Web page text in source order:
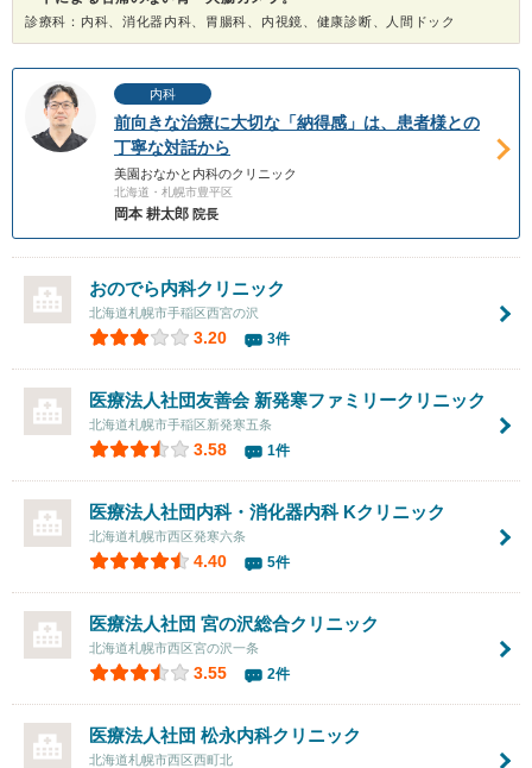
診療科：内科、消化器内科、胃腸科、内視鏡、健康診断、人間ドック
内科
前向きな治療に大切な「納得感」は、患者様との
丁寧な対話から
美園おなかと内科のクリニック
北海道・札幌市豊平区
岡本 耕太郎 院長
おのでら内科クリニック
北海道札幌市手稲区西宮の沢
3.20 3件
医療法人社団友善会 新発寒ファミリークリニック
北海道札幌市手稲区新発寒五条
3.58 1件
医療法人社団内科・消化器内科 Kクリニック
北海道札幌市西区発寒六条
4.40 5件
医療法人社団 宮の沢総合クリニック
北海道札幌市西区宮の沢一条
3.55 2件
医療法人社団 松永内科クリニック
北海道札幌市西区西町北